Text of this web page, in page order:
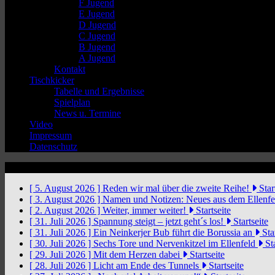
F Jugend
E Jugend
D Jugend
C Jugend
B Jugend
A Jugend
Kontakt
Tischkicker
Tabelle und Ergebnisse
Spielplan
News u. Termine
Video
Impressum
Datenschutz
[ 5. August 2026 ] Reden wir mal über die zweite Reihe!
[ 3. August 2026 ] Namen und Notizen: Neues aus dem
[ 2. August 2026 ] Weiter, immer weiter!
Startseite
[ 31. Juli 2026 ] Spannung steigt – jetzt geht´s los!
Startseite
[ 31. Juli 2026 ] Ein Neinkerjer Bub führt die Borussia an
[ 30. Juli 2026 ] Sechs Tore und Nervenkitzel im Ellenfeld
[ 29. Juli 2026 ] Mit dem Herzen dabei
Startseite
[ 28. Juli 2026 ] Licht am Ende des Tunnels
Startseite